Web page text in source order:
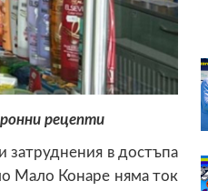
рецепти
затруднения в достъпа
Мало Конаре няма ток